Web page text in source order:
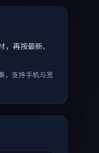
再按最新、
，支持手机与宽